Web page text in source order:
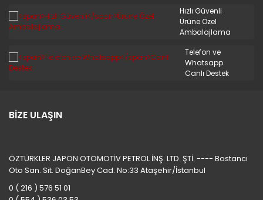
Hızlı Güvenli
Ürüne Özel
Ambalajlama
Telefon ve
Whatsapp
Canlı Destek
BİZE ULAŞIN
ÖZTÜRKLER JAPON OTOMOTİV PETROL İNŞ. LTD. ŞTİ. ---- Bostancı
Oto San. Sit. DoğanBey Cad. No:33 Ataşehir/İstanbul
0 ( 216 ) 576 51 01